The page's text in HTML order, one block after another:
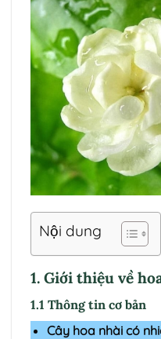
Nội dung
1. Giới thiệu về
1.1 Thông tin cơ bản
Cây hoa nhài có